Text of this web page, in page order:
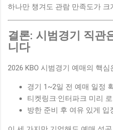
하나만 챙겨도 관람 만족도가 크
결론: 시범경기 직관
니다
2026 KBO 시범경기 예매의 핵심
경기 1~2일 전 예매 일정
티켓링크·인터파크 미리
방한 준비 후 여유 있게 입